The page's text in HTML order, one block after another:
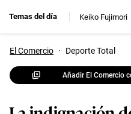
Temas del día Keiko Fujimori
El Comercio · Deporte Total
Añadir El Comercio